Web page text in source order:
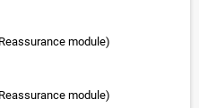
module)
module)